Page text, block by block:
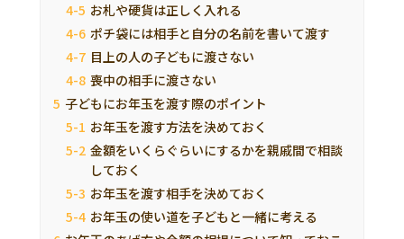
お札や硬貨は正しく入れる
ポチ袋には相手と自分の名前を書いて渡す
目上の人の子どもに渡さない
喪中の相手に渡さない
子どもにお年玉を渡す際のポイント
お年玉を渡す方法を決めておく
金額をいくらぐらいにするかを親戚間で相談
しておく
お年玉を渡す相手を決めておく
お年玉の使い道を子どもと一緒に考える